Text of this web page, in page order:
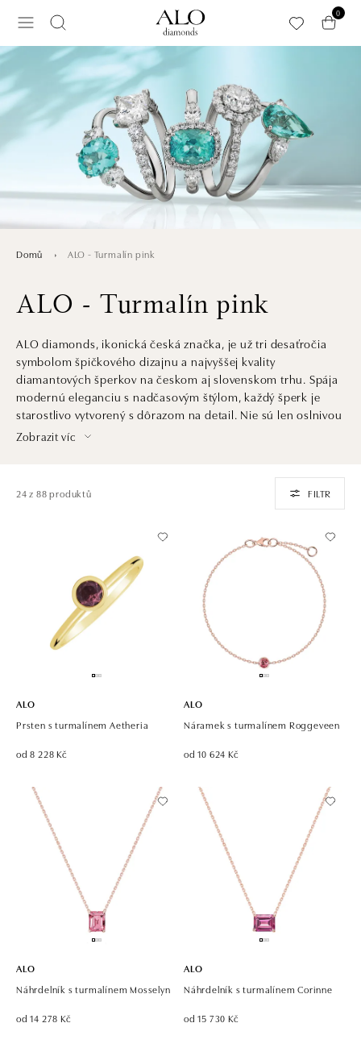
0
Domů ALO - Turmalín pink
ALO - Turmalín pink
ALO diamonds, ikonická česká značka, je už tri desaťročia
symbolom špičkového dizajnu a najvyššej kvality
diamantových šperkov na českom aj slovenskom trhu. Spája
modernú eleganciu s nadčasovým štýlom, každý šperk je
starostlivo vytvorený s dôrazom na detail. Nie sú len oslnivou
ozdobou. Sú aj investíciou do krásy, ktorá pretrvá generácie
Zobrazit víc
24 z 88 produktů FILTR
ALO
Prsten s turmalínem Aetheria
od 8 228 Kč
ALO
Náramek s turmalínem Roggeveen
od 10 624 Kč
ALO
Náhrdelník s turmalínem Mosselyn
od 14 278 Kč
ALO
Náhrdelník s turmalínem Corinne
od 15 730 Kč